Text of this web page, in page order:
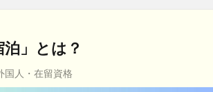
」とは？
国人・在留資格